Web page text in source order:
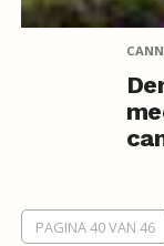
PAGINA 40 VAN 46